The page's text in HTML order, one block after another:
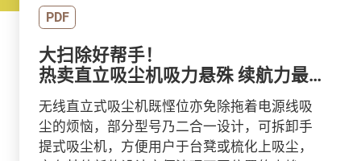
PDF
大扫除好帮手！
热卖直立吸尘机吸力悬殊 续航力最
短7分钟
无线直立式吸尘机既悭位亦免除拖着电源线吸
尘的烦恼，部分型号乃二合一设计，可拆卸手
提式吸尘机，方便用户于台凳或梳化上吸尘，